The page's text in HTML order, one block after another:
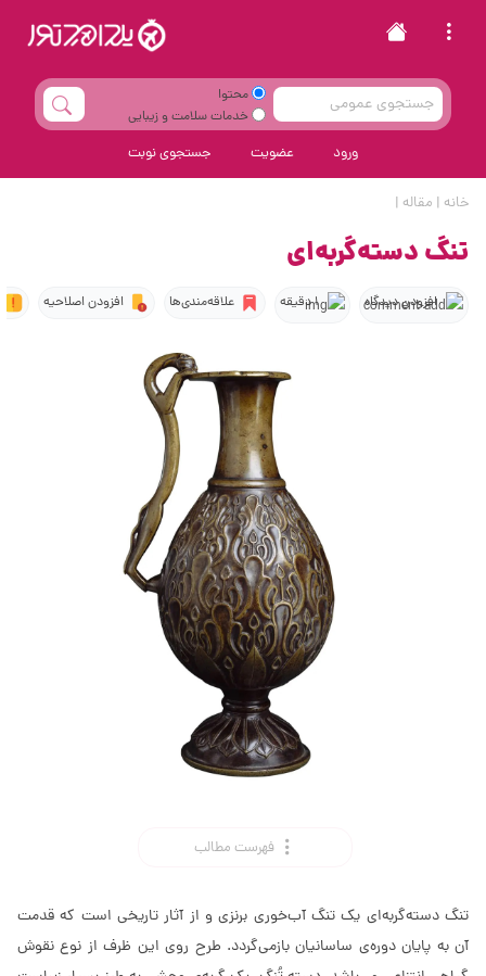
محتوا
خدمات سلامت و زیبایی
ورود عضویت جستجوی نوبت
خانه | مقاله |
تنگ دسته‌گربه‌ای
افزودن دیدگاه 1 دقیقه علاقه‌مندی‌ها افزودن اصلاحیه
فهرست مطالب
تنگ دسته‌گربه‌ای یک تنگ آب‌خوری برنزی و از آثار تاریخی است که قدمت
آن به پایان دوره‌ی ساسانیان بازمی‌گردد. طرح روی این ظرف از نوع نقوش